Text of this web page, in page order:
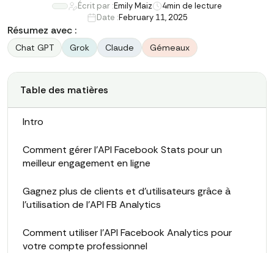
Écrit par :Emily Maiz 4min de lecture
Date :February 11, 2025
Résumez avec :
Chat GPT Grok Claude Gémeaux
Table des matières
Intro
Comment gérer l'API Facebook Stats pour un
meilleur engagement en ligne
Gagnez plus de clients et d'utilisateurs grâce à
l'utilisation de l'API FB Analytics
Comment utiliser l'API Facebook Analytics pour
votre compte professionnel